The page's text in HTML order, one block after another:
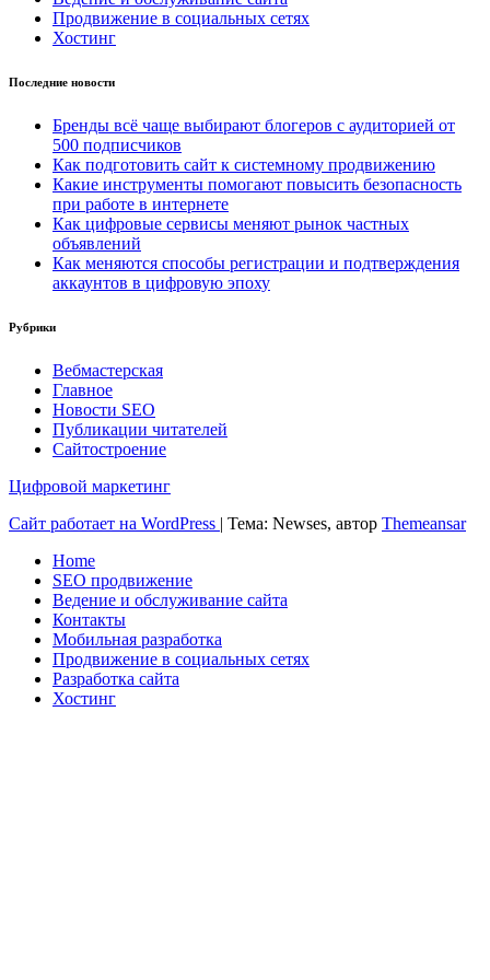
Продвижение в социальных сетях
Хостинг
Последние новости
Бренды всё чаще выбирают блогеров с аудиторией от
500 подписчиков
Как подготовить сайт к системному продвижению
Какие инструменты помогают повысить безопасность
при работе в интернете
Как цифровые сервисы меняют рынок частных
объявлений
Как меняются способы регистрации и подтверждения
аккаунтов в цифровую эпоху
Рубрики
Вебмастерская
Главное
Новости SEO
Публикации читателей
Сайтостроение
Цифровой маркетинг
Сайт работает на WordPress | Тема: Newses, автор Themeansar
Home
SEO продвижение
Ведение и обслуживание сайта
Контакты
Мобильная разработка
Продвижение в социальных сетях
Разработка сайта
Хостинг